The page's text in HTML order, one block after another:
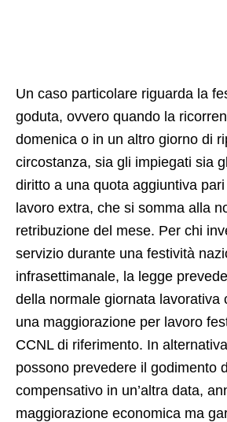
Ad
Un caso particolare riguarda la
goduta, ovvero quando la
domenica o in un altro giorno di
circostanza, sia gli impiegati sia
diritto a una quota aggiuntiva
lavoro extra, che si somma alla
retribuzione del mese. Per chi
servizio durante una festività
infrasettimanale, la legge
della normale giornata lavorativa
una maggiorazione per lavoro
CCNL di riferimento. In
possono prevedere il godimento
compensativo in un’altra data,
maggiorazione economica ma